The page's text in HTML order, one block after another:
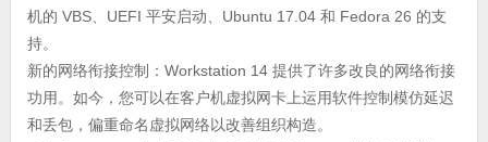
机的 VBS、UEFI 平安启动、Ubuntu 17.04 和 Fedora 26 的支
持。
新的网络衔接控制：Workstation 14 提供了许多改良的网络衔接
功用。如今，您可以在客户机虚拟网卡上运用软件控制模仿延迟
和丢包，偏重命名虚拟网络以改善组织构造。